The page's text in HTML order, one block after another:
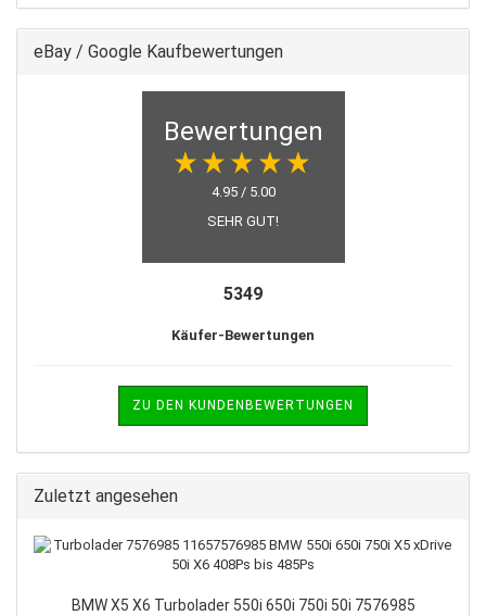
eBay / Google Kaufbewertungen
Bewertungen
4.95 / 5.00
SEHR GUT!
5349
Käufer-Bewertungen
ZU DEN KUNDENBEWERTUNGEN
Zuletzt angesehen
BMW X5 X6 Turbolader 550i 650i 750i 50i 7576985